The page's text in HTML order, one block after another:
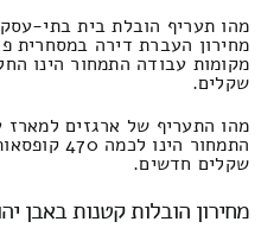
מהו תעריף הובלת בית בתי-
מחירון העברת דירה במסחרית
שקלים.
מהו התעריף של ארגזים למארז
שקלים חדשים.
מחירון הובלות קטנות באבן